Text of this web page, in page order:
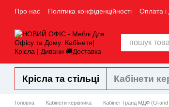
Перейти до основного контенту
Про нас Політика конфіденційності Оплата і
Крісла та стільці Кабінети
Головна Кабінети керівника Кабінет Гранд МДФ